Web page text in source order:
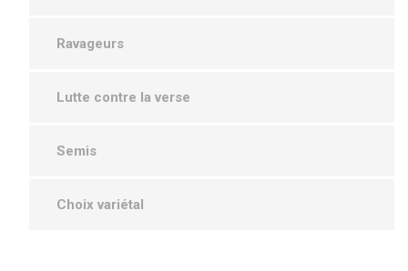
Ravageurs
Lutte contre la verse
Semis
Choix variétal